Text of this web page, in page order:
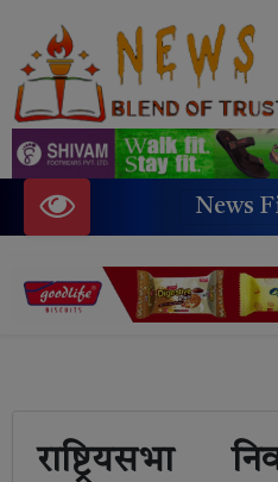
News
राष्ट्रियसभा